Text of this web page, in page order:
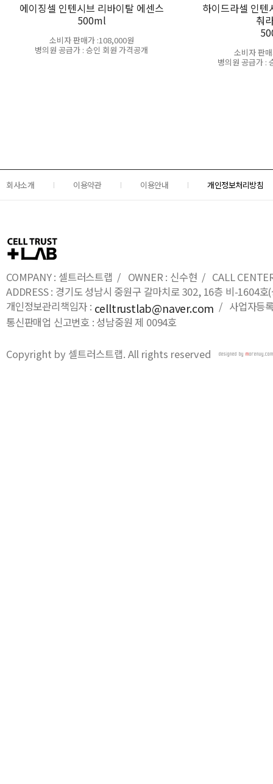
에이징셀 인텐시브 리바이탈 에센스
500ml
소비자 판매가 :108,000원
병의원 공급가 : 승인 회원 가격공개
하이드라셀 인텐
춰
소비자 판
병의원 공급가 :
회사소개 이용약관 이용안내 개인정보처리방침
COMPANY : 셀트러스트랩 / OWNER : 신수현 / CALL
ADDRESS : 경기도 성남시 중원구 갈마치로 302, 16층 비-1604
개인정보관리책임자 : celltrustlab@naver.com / 사업자등
통신판매업 신고번호 : 성남중원 제 0094호
Copyright by 셀트러스트랩. All rights reserved